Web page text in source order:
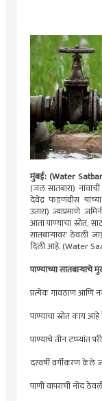
मुंबई: (Water
(जल सातबारा)
देवेंद्र फडणवीस यांच्या
उतारा) ज्याप्रमाणे
आता पाण्याचा स्रोत,
सातबाऱ्यावर' ठेवली
दिली आहे. (Water
पाण्याच्या सातबाऱ्याचे
प्रत्येक गावठाण आणि
पाण्याचा स्रोत काय
पाण्याचे तीन टप्प्यांत
दरवर्षी वर्गीकरण केले
पाणी वापराची नोंद